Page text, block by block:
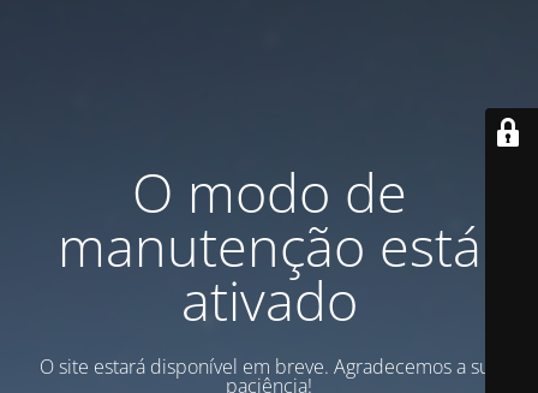
O modo de
manutenção está
ativado
O site estará disponível em breve. Agradecemos a sua
paciência!